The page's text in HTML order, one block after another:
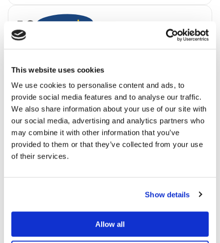
This website uses cookies
We use cookies to personalise content and ads, to
provide social media features and to analyse our traffic.
We also share information about your use of our site with
our social media, advertising and analytics partners who
may combine it with other information that you’ve
provided to them or that they’ve collected from your use
of their services.
Show details
Allow all
10
5
Praktijkscore 7 Details
11 Info
Details
12